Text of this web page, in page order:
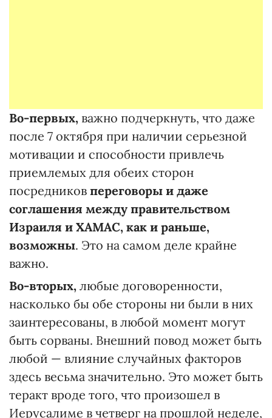
Во-первых, важно подчеркнуть, что даже
после 7 октября при наличии серьезной
мотивации и способности привлечь
приемлемых для обеих сторон
посредников переговоры и даже
соглашения между правительством
Израиля и ХАМАС, как и раньше,
возможны. Это на самом деле крайне
важно.
Во-вторых, любые договоренности,
насколько бы обе стороны ни были в них
заинтересованы, в любой момент могут
быть сорваны. Внешний повод может быть
любой — влияние случайных факторов
здесь весьма значительно. Это может быть
теракт вроде того, что произошел в
Иерусалиме в четверг на прошлой неделе,